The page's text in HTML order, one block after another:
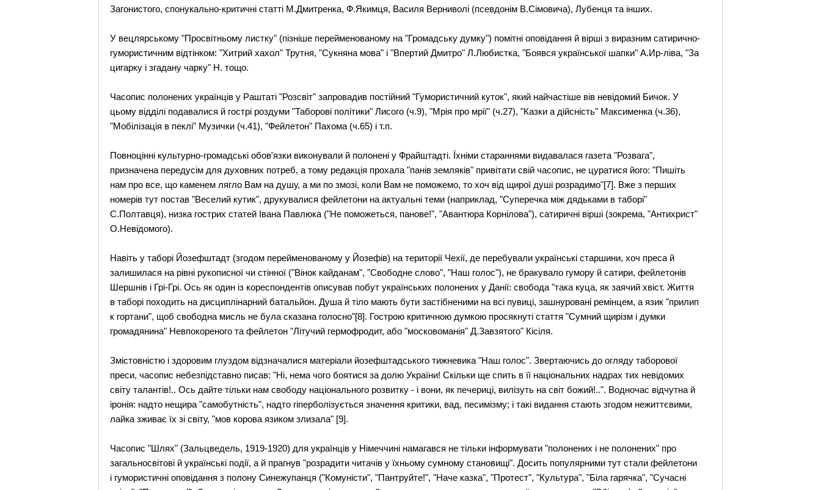
Загонистого, спонукально-критичні статті М.Дмитренка, Ф.Якимця, Василя Верниволі (псевдонім В.Сімовича), Лубенця та інших.
У вецлярському "Просвітньому листку" (пізніше перейменованому на "Громадську думку") помітні оповідання й вірші з виразним сатирично-
гумористичним відтінком: "Хитрий хахол" Трутня, "Сукняна мова" і "Впертий Дмитро" Л.Любистка, "Боявся української шапки" А.Ир-ліва, "За
цигарку і згадану чарку" Н. тощо.
Часопис полонених українців у Раштаті "Розсвіт" запровадив постійний "Гумористичний куток", який найчастіше вів невідомий Бичок. У
цьому відділі подавалися й гострі роздуми "Таборові політики" Лисого (ч.9), "Мрія про мрії" (ч.27), "Казки а дійсність" Максименка (ч.36),
"Мобілізація в пеклі" Музички (ч.41), "Фейлетон" Пахома (ч.65) і т.п.
Повноцінні культурно-громадські обов'язки виконували й полонені у Фрайштадті. Їхніми стараннями видавалася газета "Розвага",
призначена передусім для духовних потреб, а тому редакція прохала "панів земляків" привітати свій часопис, не цуратися його: "Пишіть
нам про все, що каменем лягло Вам на душу, а ми по змозі, коли Вам не поможемо, то хоч від щирої душі розрадимо"[7]. Вже з перших
номерів тут постав "Веселий кутик", друкувалися фейлетони на актуальні теми (наприклад, "Суперечка між дядьками в таборі"
С.Полтавця), низка гострих статей Івана Павлюка ("Не поможеться, панове!", "Авантюра Корнілова"), сатиричні вірші (зокрема, "Антихрист"
О.Невідомого).
Навіть у таборі Йозефштадт (згодом перейменованому у Йозефів) на території Чехії, де перебували українські старшини, хоч преса й
залишилася на рівні рукописної чи стінної ("Вінок кайданам", "Свободне слово", "Наш голос"), не бракувало гумору й сатири, фейлетонів
Шершнів і Грі-Грі. Ось як один із кореспондентів описував побут українських полонених у Данії: свобода "така куца, як заячий хвіст. Життя
в таборі походить на дисциплінарний батальйон. Душа й тіло мають бути застібненими на всі пувиці, зашнуровані ремінцем, а язик "прилип
к гортани", щоб свободна мисль не була сказана голосно"[8]. Гострою критичною думкою просякнуті стаття "Сумний щирізм і думки
громадянина" Невпокореного та фейлетон "Літучий гермофродит, або "московоманія" Д.Завзятого" Кісіля.
Змістовністю і здоровим глуздом відзначалися матеріали йозефштадського тижневика "Наш голос". Звертаючись до огляду таборової
преси, часопис небезпідставно писав: "Ні, нема чого боятися за долю України! Скільки ще спить в її національних надрах тих невідомих
світу талантів!.. Ось дайте тільки нам свободу національного розвитку - і вони, як печериці, вилізуть на світ божий!..". Водночас відчутна й
іронія: надто нещира "самобутність", надто гіперболізується значення критики, вад, песимізму; і такі видання стають згодом нежиттєвими,
лайка зживає їх зі світу, "мов корова язиком злизала" [9].
Часопис "Шлях" (Зальцведель, 1919-1920) для українців у Німеччині намагався не тільки інформувати "полонених і не полонених" про
загальносвітові й українські події, а й прагнув "розрадити читачів у їхньому сумному становищі". Досить популярними тут стали фейлетони
і гумористичні оповідання з полону Синежупанця ("Комуністи", "Пантруйте!", "Наче казка", "Протест", "Культура", "Біла гарячка", "Сучасні